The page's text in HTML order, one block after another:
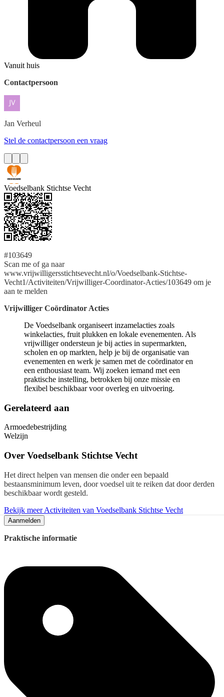
Vanuit huis
Contactpersoon
Jan Verheul
Stel de contactpersoon een vraag
Voedselbank Stichtse Vecht
#103649
Scan me of ga naar
www.vrijwilligersstichtsevecht.nl/o/Voedselbank-Stichtse-
Vecht1/Activiteiten/Vrijwilliger-Coordinator-Acties/103649 om je
aan te melden
Vrijwilliger Coördinator Acties
De Voedselbank organiseert inzamelacties zoals
winkelacties, fruit plukken en lokale evenementen. Als
vrijwilliger ondersteun je bij acties in supermarkten,
scholen en op markten, help je bij de organisatie van
evenementen en werk je samen met de coördinator en
een enthousiast team. Wij zoeken iemand met een
praktische instelling, betrokken bij onze missie en
flexibel beschikbaar voor overleg en uitvoering.
Gerelateerd aan
Armoedebestrijding
Welzijn
Over Voedselbank Stichtse Vecht
Het direct helpen van mensen die onder een bepaald
bestaansminimum leven, door voedsel uit te reiken dat door derden
beschikbaar wordt gesteld.
Bekijk meer Activiteiten van Voedselbank Stichtse Vecht
Aanmelden
Praktische informatie